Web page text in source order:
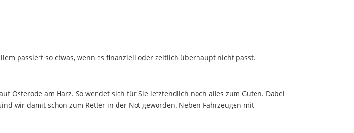
passiert so etwas, wenn es finanziell oder zeitlich überhaupt nicht passt.
Osterode am Harz. So wendet sich für Sie letztendlich noch alles zum Guten. Dabei
wir damit schon zum Retter in der Not geworden. Neben Fahrzeugen mit